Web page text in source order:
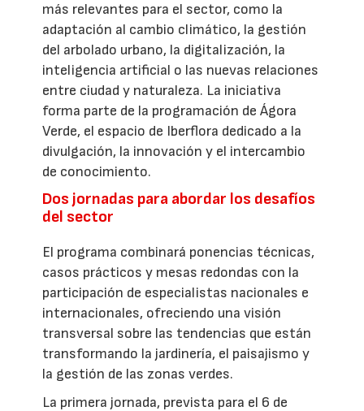
más relevantes para el sector, como la
adaptación al cambio climático, la gestión
del arbolado urbano, la digitalización, la
inteligencia artificial o las nuevas relaciones
entre ciudad y naturaleza. La iniciativa
forma parte de la programación de Ágora
Verde, el espacio de Iberflora dedicado a la
divulgación, la innovación y el intercambio
de conocimiento.
Dos jornadas para abordar los desafíos
del sector
El programa combinará ponencias técnicas,
casos prácticos y mesas redondas con la
participación de especialistas nacionales e
internacionales, ofreciendo una visión
transversal sobre las tendencias que están
transformando la jardinería, el paisajismo y
la gestión de las zonas verdes.
La primera jornada, prevista para el 6 de